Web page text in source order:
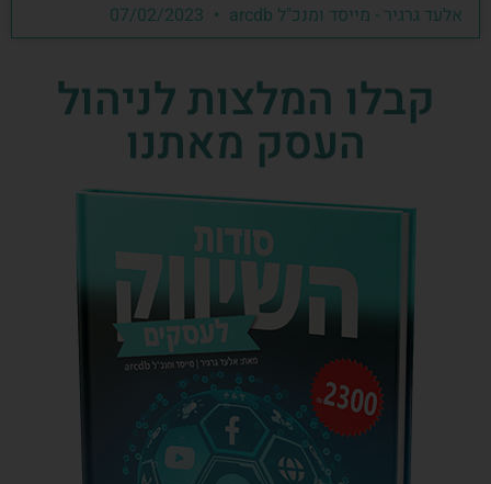
אלעד גרגיר - מייסד ומנכ"ל arcdb
קבלו המלצות לניהול
העסק מאתנו